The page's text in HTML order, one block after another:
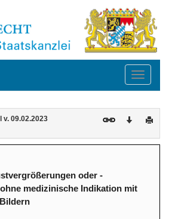
Toggle
v. 09.02.2023
Download
oder -
medizinische Indikation mit